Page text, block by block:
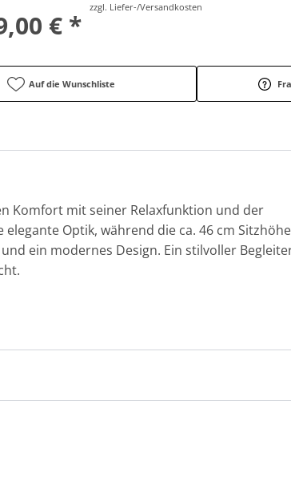
€ *
zzgl. Liefer-/Versandkosten
Auf die Wunschliste
Komfort mit seiner Relaxfunktion und der
Optik, während die ca. 46 cm Sitzhöhe
ein modernes Design. Ein stilvoller